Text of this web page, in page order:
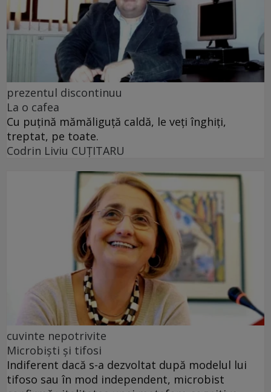
prezentul discontinuu
La o cafea
Cu puţină mămăliguţă caldă, le veţi înghiţi,
treptat, pe toate.
Codrin Liviu CUŢITARU
cuvinte nepotrivite
Microbiști și tifosi
Indiferent dacă s-a dezvoltat după modelul lui
tifoso sau în mod independent, microbist